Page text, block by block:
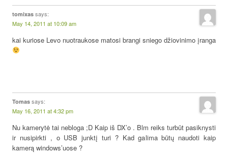
tomixas says:
May 14, 2011 at 10:09 am
kai kuriose Levo nuotraukose matosi brangi sniego džiovinimo įranga
Tomas says:
May 16, 2011 at 4:32 pm
Nu kamerytė tai nebloga ;D Kaip iš DX’o . Blm reiks turbūt pasiknysti
ir nusipirkti , o USB junktį turi ? Kad galima būtų naudoti kaip
kamerą windows’uose ?